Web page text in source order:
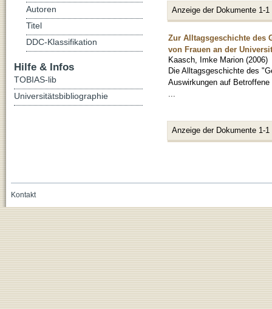
Anzeige der Dokumente 1-1
Zur Alltagsgeschichte des
von Frauen an der
Kaasch, Imke Marion (2006)
Die Alltagsgeschichte des
Auswirkungen auf
Anzeige der Dokumente 1-1
Autoren
Titel
DDC-Klassifikation
Hilfe & Infos
TOBIAS-lib
Universitätsbibliographie
Kontakt